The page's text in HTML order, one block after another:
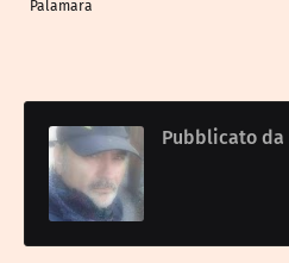
Palamara
Pubblicato da